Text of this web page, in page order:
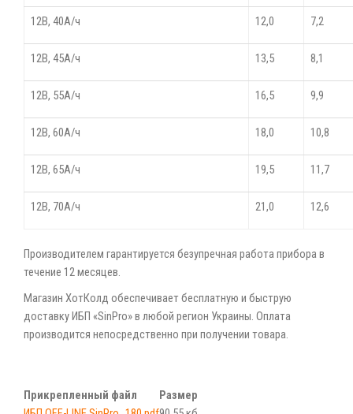
12В, 40А/ч 12,0 7,2
12В, 45А/ч 13,5 8,1
12В, 55А/ч 16,5 9,9
12В, 60А/ч 18,0 10,8
12В, 65А/ч 19,5 11,7
12В, 70А/ч 21,0 12,6
Производителем гарантируется безупречная работа прибора в
течение 12 месяцев.
Магазин ХотКолд обеспечивает бесплатную и быструю
доставку ИБП «SinPro» в любой регион Украины. Оплата
производится непосредственно при получении товара.
Прикрепленный файл
Размер